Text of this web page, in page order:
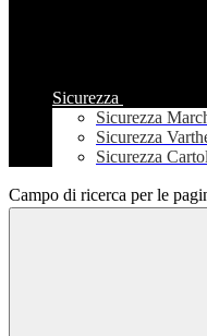
Sicurezza
Sicurezza
Sicurezza
Sicurezza
Campo di ricerca per le